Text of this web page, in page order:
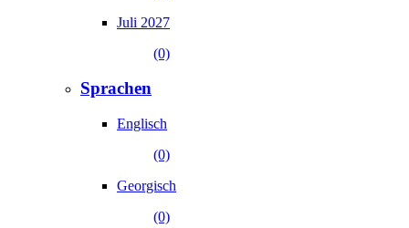
Juli 2027
(0)
Sprachen
Englisch
(0)
Georgisch
(0)